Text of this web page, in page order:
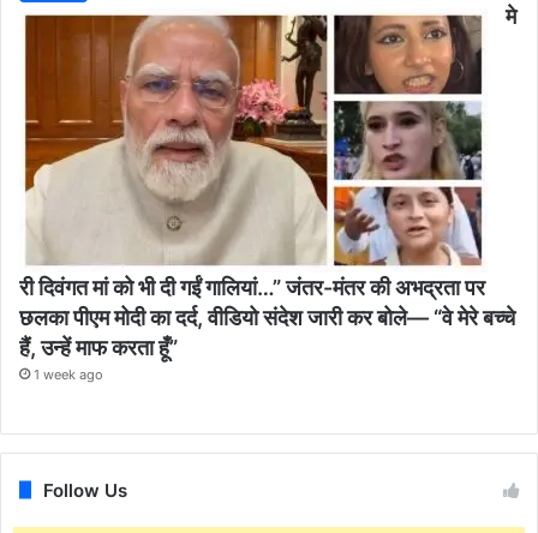
मे
री दिवंगत मां को भी दी गईं गालियां…” जंतर-मंतर की अभद्रता पर
छलका पीएम मोदी का दर्द, वीडियो संदेश जारी कर बोले— “वे मेरे बच्चे
हैं, उन्हें माफ करता हूँ”
1 week ago
Follow Us